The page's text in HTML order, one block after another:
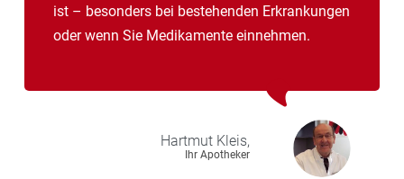
ist – besonders bei bestehenden Erkrankungen
oder wenn Sie Medikamente einnehmen.
Hartmut Kleis,
Ihr Apotheker